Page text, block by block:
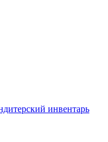
инвентарь